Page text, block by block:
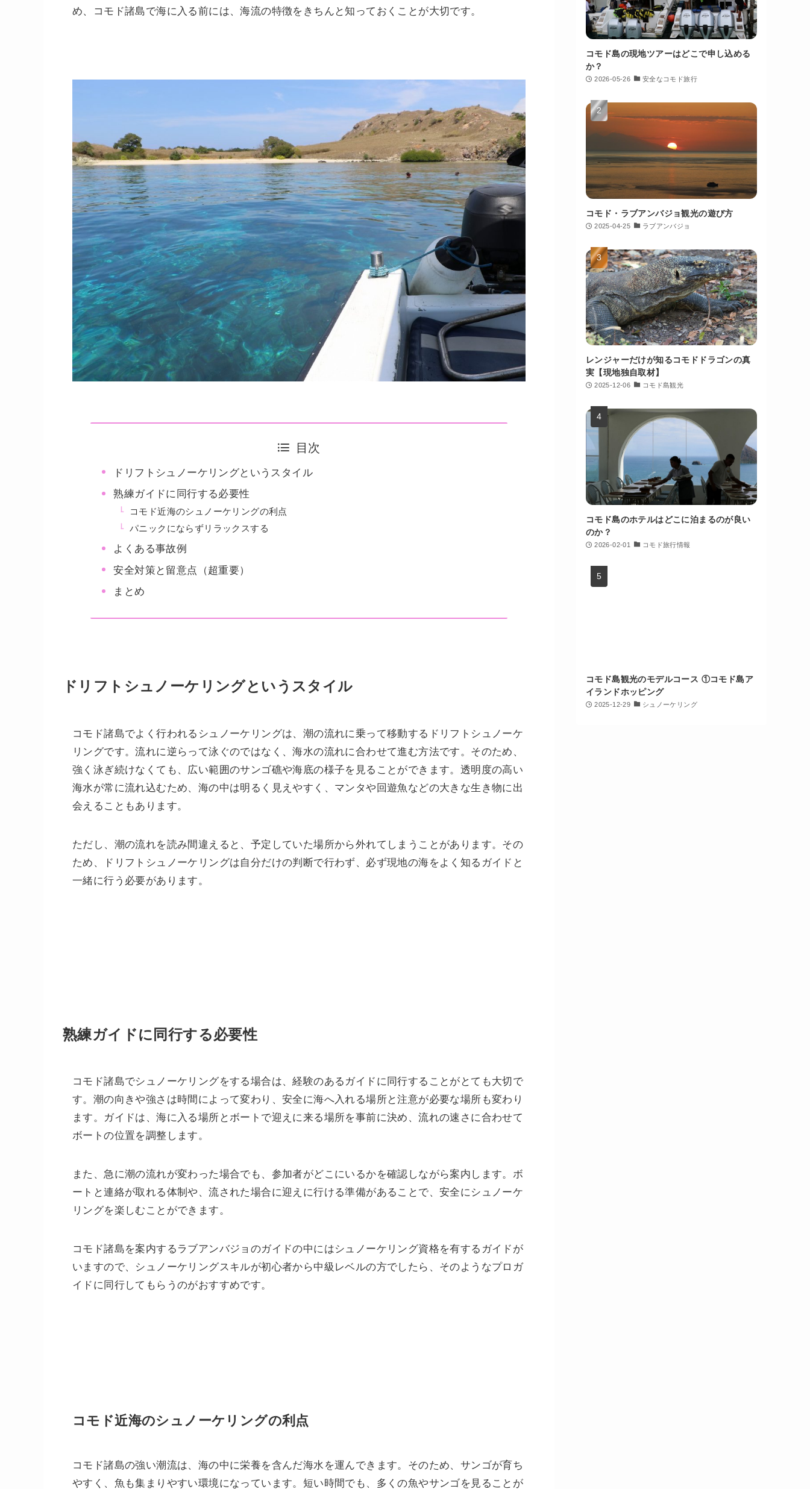
め、コモド諸島で海に入る前には、海流の特徴をきちんと知っておくことが大切です。
目次
ドリフトシュノーケリングというスタイル
熟練ガイドに同行する必要性
コモド近海のシュノーケリングの利点
パニックにならずリラックスする
よくある事故例
安全対策と留意点（超重要）
まとめ
ドリフトシュノーケリングというスタイル
コモド諸島でよく行われるシュノーケリングは、潮の流れに乗って移動するドリフトシュノーケ
リングです。流れに逆らって泳ぐのではなく、海水の流れに合わせて進む方法です。そのため、
強く泳ぎ続けなくても、広い範囲のサンゴ礁や海底の様子を見ることができます。透明度の高い
海水が常に流れ込むため、海の中は明るく見えやすく、マンタや回遊魚などの大きな生き物に出
会えることもあります。
ただし、潮の流れを読み間違えると、予定していた場所から外れてしまうことがあります。その
ため、ドリフトシュノーケリングは自分だけの判断で行わず、必ず現地の海をよく知るガイドと
一緒に行う必要があります。
熟練ガイドに同行する必要性
コモド諸島でシュノーケリングをする場合は、経験のあるガイドに同行することがとても大切で
す。潮の向きや強さは時間によって変わり、安全に海へ入れる場所と注意が必要な場所も変わり
ます。ガイドは、海に入る場所とボートで迎えに来る場所を事前に決め、流れの速さに合わせて
ボートの位置を調整します。
また、急に潮の流れが変わった場合でも、参加者がどこにいるかを確認しながら案内します。ボ
ートと連絡が取れる体制や、流された場合に迎えに行ける準備があることで、安全にシュノーケ
リングを楽しむことができます。
コモド諸島を案内するラブアンバジョのガイドの中にはシュノーケリング資格を有するガイドが
いますので、シュノーケリングスキルが初心者から中級レベルの方でしたら、そのようなプロガ
イドに同行してもらうのがおすすめです。
コモド近海のシュノーケリングの利点
コモド諸島の強い潮流は、海の中に栄養を含んだ海水を運んできます。そのため、サンゴが育ち
やすく、魚も集まりやすい環境になっています。短い時間でも、多くの魚やサンゴを見ることが
コモド島の現地ツアーはどこで申し込める
か？
2026-05-26 安全なコモド旅行
コモド・ラブアンバジョ観光の遊び方
2025-04-25 ラブアンバジョ
レンジャーだけが知るコモドドラゴンの真
実【現地独自取材】
2025-12-06 コモド島観光
コモド島のホテルはどこに泊まるのが良い
のか？
2026-02-01 コモド旅行情報
コモド島観光のモデルコース ①コモド島ア
イランドホッピング
2025-12-29 シュノーケリング